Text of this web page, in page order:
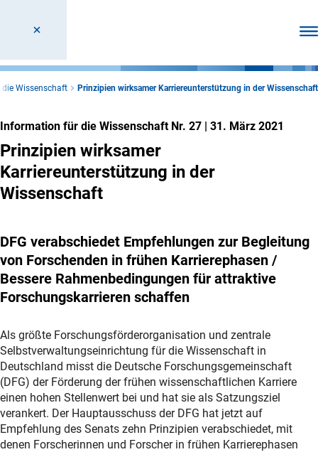
Wissenschaft Prinzipien wirksamer Karriereunterstützung in der Wissenschaft
Information für die Wissenschaft Nr. 27 | 31. März 2021
Prinzipien wirksamer
Karriereunterstützung in der
Wissenschaft
DFG verabschiedet Empfehlungen zur Begleitung
von Forschenden in frühen Karrierephasen /
Bessere Rahmenbedingungen für attraktive
Forschungskarrieren schaffen
Als größte Forschungsförderorganisation und zentrale
Selbstverwaltungseinrichtung für die Wissenschaft in
Deutschland misst die Deutsche Forschungsgemeinschaft
(DFG) der Förderung der frühen wissenschaftlichen Karriere
einen hohen Stellenwert bei und hat sie als Satzungsziel
verankert. Der Hauptausschuss der DFG hat jetzt auf
Empfehlung des Senats zehn Prinzipien verabschiedet, mit
denen Forscherinnen und Forscher in frühen Karrierephasen